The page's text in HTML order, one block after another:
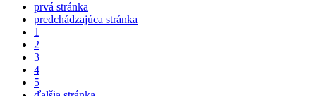
prvá stránka
predchádzajúca stránka
1
2
3
4
5